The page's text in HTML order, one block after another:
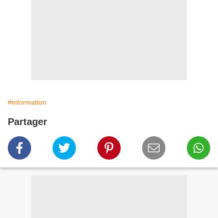
#information
Partager